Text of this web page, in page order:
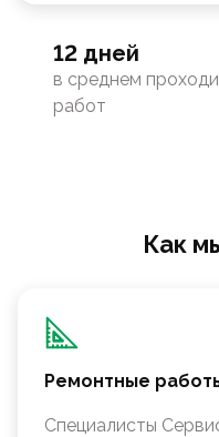
12 дней
в среднем
работ
Как
Ремонтные
Специалисты